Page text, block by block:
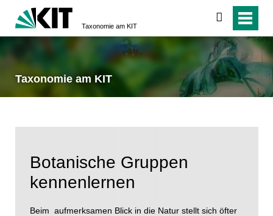
Taxonomie am KIT
suchen
Taxonomie am KIT
Botanische Gruppen
kennenlernen
Beim aufmerksamen Blick in die Natur stellt sich öfter